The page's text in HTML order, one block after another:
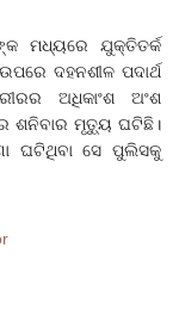
ମଧ୍ୟରେ ଯୁକ୍ତିତର୍କ
ଦହନଶୀଳ ପଦାର୍ଥ
ଅଧିକାଂଶ ଅଂଶ
ଶନିବାର ମୃତ୍ୟୁ ଘଟିଛି।
ଘଟିଥିବା ସେ ପୁଲିସକୁ